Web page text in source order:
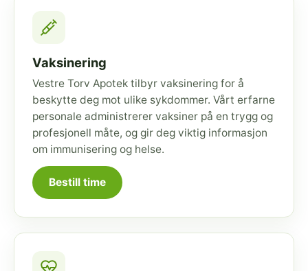
Vaksinering
Vestre Torv Apotek tilbyr vaksinering for å
beskytte deg mot ulike sykdommer. Vårt erfarne
personale administrerer vaksiner på en trygg og
profesjonell måte, og gir deg viktig informasjon
om immunisering og helse.
Bestill time